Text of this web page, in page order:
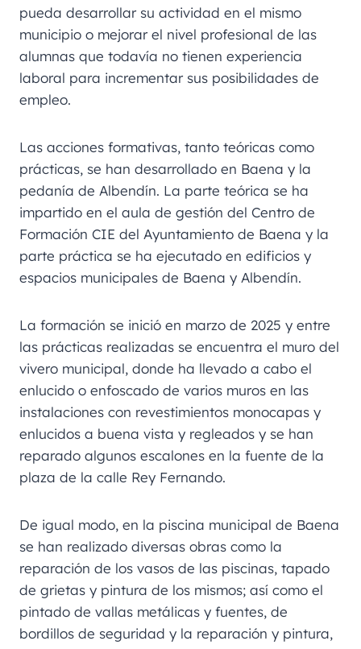
pueda desarrollar su actividad en el mismo
municipio o mejorar el nivel profesional de las
alumnas que todavía no tienen experiencia
laboral para incrementar sus posibilidades de
empleo.
Las acciones formativas, tanto teóricas como
prácticas, se han desarrollado en Baena y la
pedanía de Albendín. La parte teórica se ha
impartido en el aula de gestión del Centro de
Formación CIE del Ayuntamiento de Baena y la
parte práctica se ha ejecutado en edificios y
espacios municipales de Baena y Albendín.
La formación se inició en marzo de 2025 y entre
las prácticas realizadas se encuentra el muro del
vivero municipal, donde ha llevado a cabo el
enlucido o enfoscado de varios muros en las
instalaciones con revestimientos monocapas y
enlucidos a buena vista y regleados y se han
reparado algunos escalones en la fuente de la
plaza de la calle Rey Fernando.
De igual modo, en la piscina municipal de Baena
se han realizado diversas obras como la
reparación de los vasos de las piscinas, tapado
de grietas y pintura de los mismos; así como el
pintado de vallas metálicas y fuentes, de
bordillos de seguridad y la reparación y pintura,